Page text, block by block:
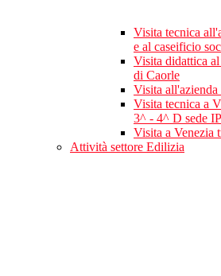
Visita tecnica
e al caseificio
Visita didattica
di Caorle
Visita
Visita tecnica a
3^ - 4^ D sede
Visita a Venezia
Attività settore Edilizia